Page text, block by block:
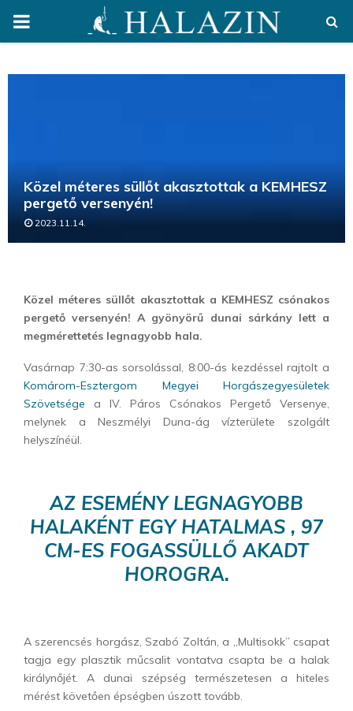
PRIMARY
Közel méteres süllőt akasztottak a KEMHESZ
pergető versenyén!
2023.11.14.
Közel méteres süllőt akasztottak a KEMHESZ csónakos
pergető versenyén! A gyönyörű dunai sárkány lett a
megmérettetés legnagyobb hala.
Vasárnap 7:30-as sorsolással, 8:00-ás kezdéssel rajtolt a
Komárom-Esztergom Megyei Horgászegyesületek
Szövetsége a IV. Páros Csónakos Pergető Versenye,
melynek a Neszmélyi Duna-ág vízterülete szolgált
helyszínéül.
AZ ESEMÉNY LEGNAGYOBB
HALAKÉNT EGY HATALMAS , 97
CM-ES FOGASSÜLLŐAKADT
HOROGRA.
A szerencsés horgász, Szabó Zoltán, a „Multisokk” csapat
tagja egy plasztik műcsalit vontatva csapta be a halak
királynőjét. A dunai szépség természetesen a hiteles
mérést követően épségben úszott tovább.